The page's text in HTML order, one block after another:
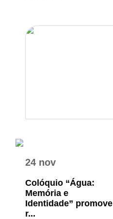
24 nov
Colóquio “Água:
Memória e
Identidade” promove
r...